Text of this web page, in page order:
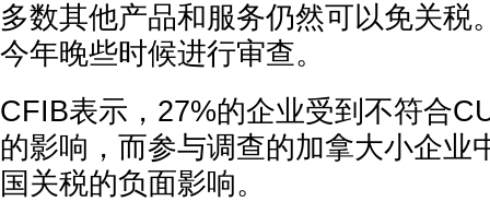
多数其他产品和服务仍然可以免关税
今年晚些时候进行审查。
CFIB表示，27%的企业受到不符合
的影响，而参与调查的加拿大小企业
国关税的负面影响。